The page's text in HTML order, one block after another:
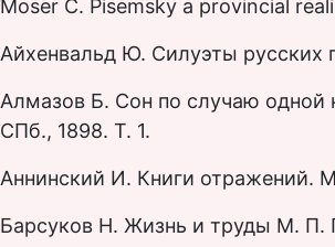
Moser C. Pisemsky a provincial
Айхенвальд Ю. Силуэты русских
Алмазов Б. Сон по случаю одной
СПб., 1898. Т. 1.
Аннинский И. Книги отражений.
Барсуков Н. Жизнь и труды М. П.